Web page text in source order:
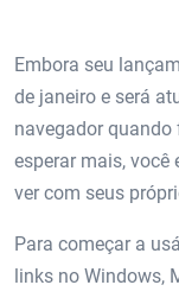
Embora seu
de janeiro e será
navegador
esperar mais, você
ver com seus
Para começar a
links no Windows,